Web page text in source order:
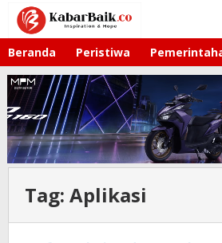
Lewati
konten
Beranda Peristiwa
Tag: Aplikasi